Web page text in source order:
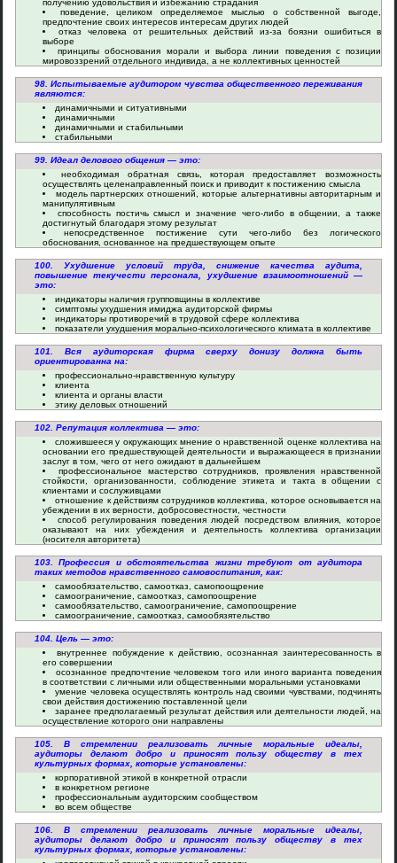
получению удовольствия и избежанию страдания
поведение, целиком определяемое мыслью о собственной выгоде,
предпочтение своих интересов интересам других людей
отказ человека от решительных действий из-за боязни ошибиться в
выборе
принципы обоснования морали и выбора линии поведения с позиции
мировоззрений отдельного индивида, а не коллективных ценностей
98. Испытываемые аудитором чувства общественного переживания
являются:
динамичными и ситуативными
динамичными
динамичными и стабильными
стабильными
99. Идеал делового общения — это:
необходимая обратная связь, которая предоставляет возможность
осуществлять целенаправленный поиск и приводит к постижению смысла
модель партнерских отношений, которые альтернативны авторитарным и
манипулятивным
способность постичь смысл и значение чего-либо в общении, а также
достигнутый благодаря этому результат
непосредственное постижение сути чего-либо без логического
обоснования, основанное на предшествующем опыте
100. Ухудшение условий труда, снижение качества аудита,
повышение текучести персонала, ухудшение взаимоотношений —
это:
индикаторы наличия групповщины в коллективе
симптомы ухудшения имиджа аудиторской фирмы
индикаторы противоречий в трудовой сфере коллектива
показатели ухудшения морально-психологического климата в коллективе
101. Вся аудиторская фирма сверху донизу должна быть
ориентированна на:
профессионально-нравственную культуру
клиента
клиента и органы власти
этику деловых отношений
102. Репутация коллектива — это:
сложившееся у окружающих мнение о нравственной оценке коллектива на
основании его предшествующей деятельности и выражающееся в признании
заслуг в том, чего от него ожидают в дальнейшем
профессиональное мастерство сотрудников, проявления нравственной
стойкости, организованности, соблюдение этикета и такта в общении с
клиентами и сослуживцами
отношение к действиям сотрудников коллектива, которое основывается на
убеждении в их верности, добросовестности, честности
способ регулирования поведения людей посредством влияния, которое
оказывают на них убеждения и деятельность коллектива организации
(носителя авторитета)
103. Профессия и обстоятельства жизни требуют от аудитора
таких методов нравственного самовоспитания, как:
самообязательство, самоотказ, самопоощрение
самоограничение, самоотказ, самопоощрение
самообязательство, самоограничение, самопоощрение
самоограничение, самоотказ, самообязятельство
104. Цель — это:
внутреннее побуждение к действию, осознанная заинтересованность в
его совершении
осознанное предпочтение человеком того или иного варианта поведения
в соответствии с личными или общественными моральными установками
умение человека осуществлять контроль над своими чувствами, подчинять
свои действия достижению поставленной цели
заранее предполагаемый результат действия или деятельности людей, на
осуществление которого они направлены
105. В стремлении реализовать личные моральные идеалы,
аудиторы делают добро и приносят пользу обществу в тех
культурных формах, которые установлены:
корпоративной этикой в конкретной отрасли
в конкретном регионе
профессиональным аудиторским сообществом
во всем обществе
106. В стремлении реализовать личные моральные идеалы,
аудиторы делают добро и приносят пользу обществу в тех
культурных формах, которые установлены: